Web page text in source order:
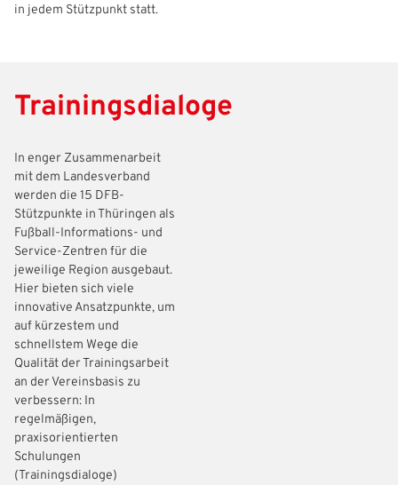
in jedem Stützpunkt statt.
Trainingsdialoge
In enger Zusammenarbeit
mit dem Landesverband
werden die 15 DFB-
Stützpunkte in Thüringen als
Fußball-Informations- und
Service-Zentren für die
jeweilige Region ausgebaut.
Hier bieten sich viele
innovative Ansatzpunkte, um
auf kürzestem und
schnellstem Wege die
Qualität der Trainingsarbeit
an der Vereinsbasis zu
verbessern: In
regelmäßigen,
praxisorientierten
Schulungen
(Trainingsdialoge)